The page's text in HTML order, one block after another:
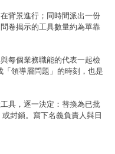
背景進行；同時間派出一份
卷揭示的工具數量約為單靠
每個業務職能的代表一起檢
領導層問題」的時刻，也是
具，逐一決定：替換為已批
封鎖。寫下名義負責人與日